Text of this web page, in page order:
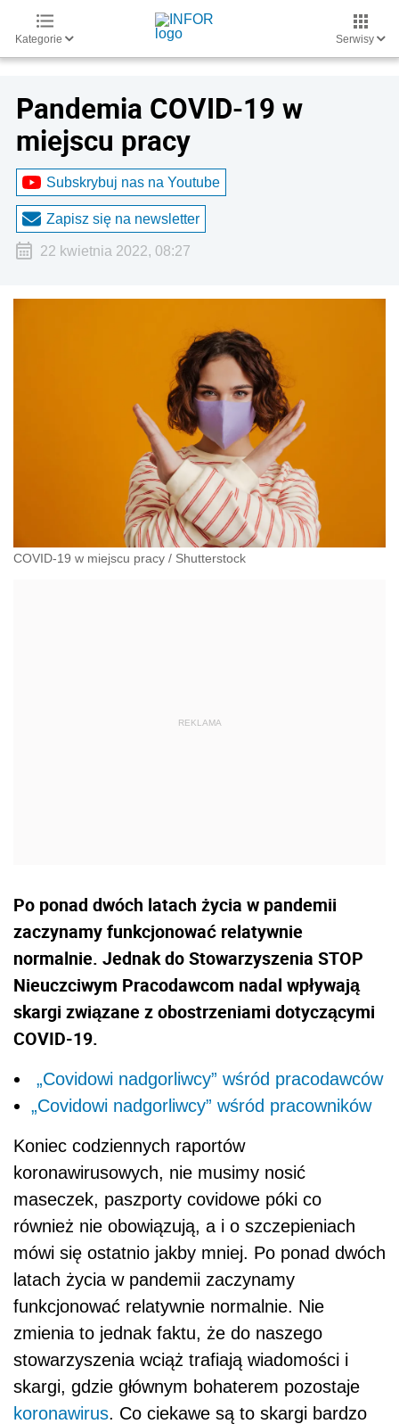
Kategorie Serwisy
Pandemia COVID-19 w
miejscu pracy
Subskrybuj nas na Youtube
Zapisz się na newsletter
22 kwietnia 2022, 08:27
COVID-19 w miejscu pracy / Shutterstock
Po ponad dwóch latach życia w pandemii
zaczynamy funkcjonować relatywnie
normalnie. Jednak do Stowarzyszenia STOP
Nieuczciwym Pracodawcom nadal wpływają
skargi związane z obostrzeniami dotyczącymi
COVID-19.
„Covidowi nadgorliwcy” wśród pracodawców
„Covidowi nadgorliwcy” wśród pracowników
Koniec codziennych raportów
koronawirusowych, nie musimy nosić
maseczek, paszporty covidowe póki co
również nie obowiązują, a i o szczepieniach
mówi się ostatnio jakby mniej. Po ponad dwóch
latach życia w pandemii zaczynamy
funkcjonować relatywnie normalnie. Nie
zmienia to jednak faktu, że do naszego
stowarzyszenia wciąż trafiają wiadomości i
skargi, gdzie głównym bohaterem pozostaje
koronawirus. Co ciekawe są to skargi bardzo